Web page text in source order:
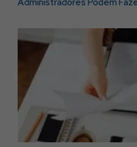
Administradores Podem